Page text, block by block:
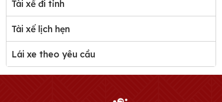
Tài xế đi tỉnh
Tài xế lịch hẹn
Lái xe theo yêu cầu